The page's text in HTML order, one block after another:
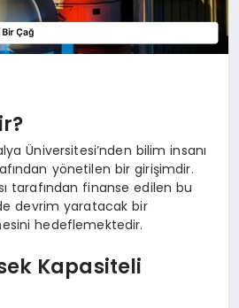
Üniversitesi’nden bilim insanı
yönetilen bir girişimdir.
tarafından finanse edilen bu
devrim yaratacak bir
hedeflemektedir.
Kapasiteli